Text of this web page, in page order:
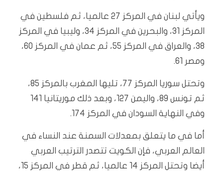
ويأتي لبنان في المركز 27 عالميا، ثم فلسطين في
المركز 31، والبحرين في المركز 34، وليبيا في المركز
38، والعراق في المركز 55، ثم عمان في المركز 60،
ومصر 61.
وتحتل سوريا المركز 77، تليها المغرب بالمركز 85،
ثم تونس 89، واليمن 127، وبعد ذلك موريتانيا 141
وفي النهاية السودان في المركز 174.
أما في ما يتعلق بمعدلات السمنة عند النساء في
العالم العربي، فإن الكويت تتصدر الترتيب العربي
أيضا وتحتل المركز 14 عالميا، ثم قطر في المركز 15،